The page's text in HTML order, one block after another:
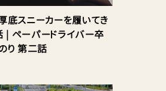
底スニーカーを履いてき
| ペーパードライバー卒
り 第二話